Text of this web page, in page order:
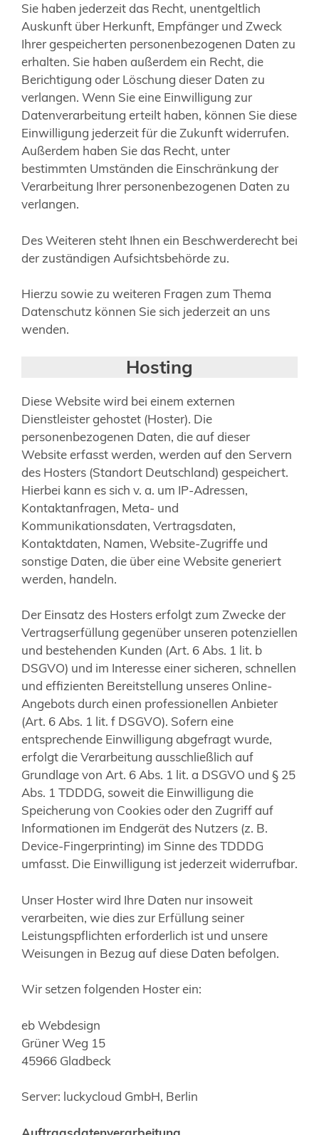
Sie haben jederzeit das Recht, unentgeltlich
Auskunft über Herkunft, Empfänger und Zweck
Ihrer gespeicherten personenbezogenen Daten zu
erhalten. Sie haben außerdem ein Recht, die
Berichtigung oder Löschung dieser Daten zu
verlangen. Wenn Sie eine Einwilligung zur
Datenverarbeitung erteilt haben, können Sie diese
Einwilligung jederzeit für die Zukunft widerrufen.
Außerdem haben Sie das Recht, unter
bestimmten Umständen die Einschränkung der
Verarbeitung Ihrer personenbezogenen Daten zu
verlangen.
Des Weiteren steht Ihnen ein Beschwerderecht bei
der zuständigen Aufsichtsbehörde zu.
Hierzu sowie zu weiteren Fragen zum Thema
Datenschutz können Sie sich jederzeit an uns
wenden.
Hosting
Diese Website wird bei einem externen
Dienstleister gehostet (Hoster). Die
personenbezogenen Daten, die auf dieser
Website erfasst werden, werden auf den Servern
des Hosters (Standort Deutschland) gespeichert.
Hierbei kann es sich v. a. um IP-Adressen,
Kontaktanfragen, Meta- und
Kommunikationsdaten, Vertragsdaten,
Kontaktdaten, Namen, Website-Zugriffe und
sonstige Daten, die über eine Website generiert
werden, handeln.
Der Einsatz des Hosters erfolgt zum Zwecke der
Vertragserfüllung gegenüber unseren potenziellen
und bestehenden Kunden (Art. 6 Abs. 1 lit. b
DSGVO) und im Interesse einer sicheren, schnellen
und effizienten Bereitstellung unseres Online-
Angebots durch einen professionellen Anbieter
(Art. 6 Abs. 1 lit. f DSGVO). Sofern eine
entsprechende Einwilligung abgefragt wurde,
erfolgt die Verarbeitung ausschließlich auf
Grundlage von Art. 6 Abs. 1 lit. a DSGVO und § 25
Abs. 1 TDDDG, soweit die Einwilligung die
Speicherung von Cookies oder den Zugriff auf
Informationen im Endgerät des Nutzers (z. B.
Device-Fingerprinting) im Sinne des TDDDG
umfasst. Die Einwilligung ist jederzeit widerrufbar.
Unser Hoster wird Ihre Daten nur insoweit
verarbeiten, wie dies zur Erfüllung seiner
Leistungspflichten erforderlich ist und unsere
Weisungen in Bezug auf diese Daten befolgen.
Wir setzen folgenden Hoster ein:
eb Webdesign
Grüner Weg 15
45966 Gladbeck
Server: luckycloud GmbH, Berlin